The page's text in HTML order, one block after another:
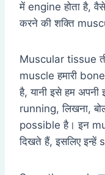
में engine होता है,
करने की शक्ति
Muscular tissue
muscle हमारी
है, यानी इसे हम
running, लिखना,
possible है। इन
दिखते हैं, इसलिए